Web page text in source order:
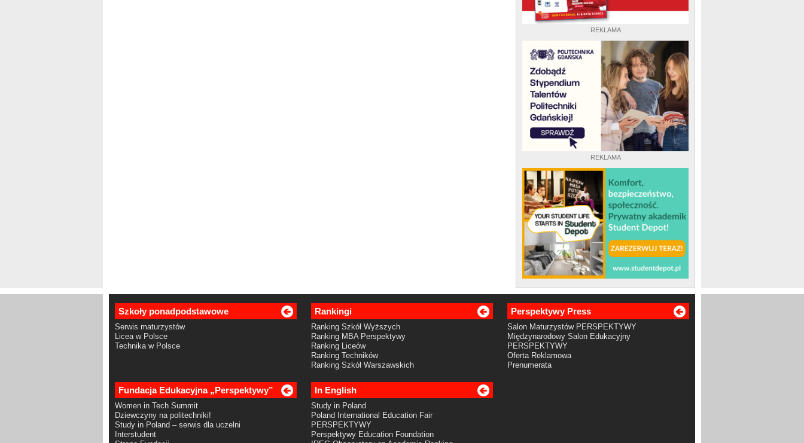
REKLAMA
REKLAMA
Szkoły ponadpodstawowe
Serwis maturzystów
Licea w Polsce
Technika w Polsce
Rankingi
Ranking Szkół Wyższych
Ranking MBA Perspektywy
Ranking Liceów
Ranking Techników
Ranking Szkół Warszawskich
Perspektywy Press
Salon Maturzystów PERSPEKTYWY
Międzynarodowy Salon Edukacyjny
PERSPEKTYWY
Oferta Reklamowa
Prenumerata
Fundacja Edukacyjna „Perspektywy”
Women in Tech Summit
Dziewczyny na politechniki!
Study in Poland – serwis dla uczelni
Interstudent
In English
Study in Poland
Poland International Education Fair
PERSPEKTYWY
Perspektywy Education Foundation